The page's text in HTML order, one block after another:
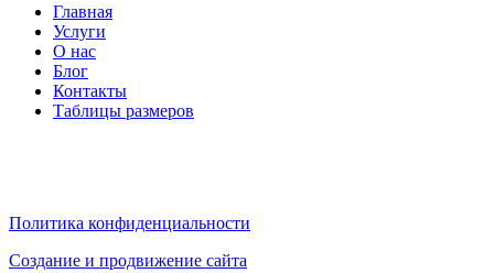
Главная
Услуги
О нас
Блог
Контакты
Таблицы размеров
Политика конфиденциальности
Создание и продвижение сайта